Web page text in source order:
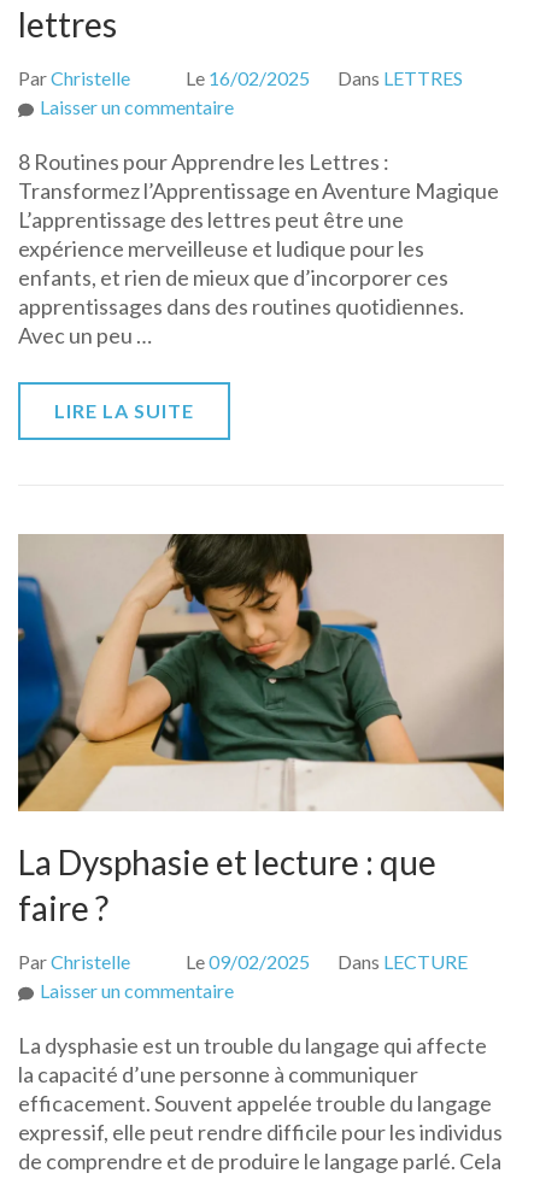
lettres
ParChristelle Le 16/02/2025 Dans LETTRES
Laisser un commentairesur
routines
pour
apprendre
les
lettres
8 Routines pour Apprendre les Lettres :
Transformez l’Apprentissage en Aventure Magique
L’apprentissage des lettres peut être une
expérience merveilleuse et ludique pour les
enfants, et rien de mieux que d’incorporer ces
apprentissages dans des routines quotidiennes.
Avec un peu …
LIRE LA SUITE
La Dysphasie et lecture : que
faire ?
ParChristelle Le09/02/2025 Dans LECTURE
Laisser un commentairesur
Dysphasie
et
lecture
:
que
La dysphasie est un trouble du langage qui affecte
la capacité d’une personne à communiquer
efficacement. Souvent appelée trouble du langage
expressif, elle peut rendre difficile pour les individus
de comprendre et de produire le langage parlé. Cela